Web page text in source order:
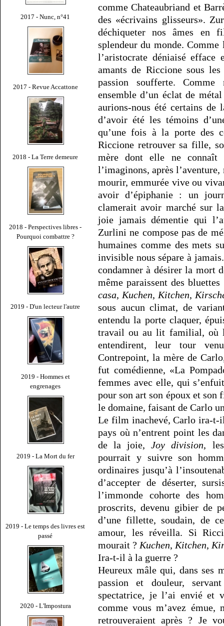
2017 - Nunc, n°41
2017 - Revue Accattone
2018 - La Terre demeure
2018 - Perspectives libres -
Pourquoi combattre ?
2019 - D'un lecteur l'autre
2019 - Hommes et
engrenages
2019 - La Mort du fer
2019 - Le temps des livres est
passé
2020 - L'Impostura
comme Chateaubriand et
des «écrivains glisseurs».
déchiqueter nos âmes en
splendeur du monde.
l’aristocrate déniaisé
amants de Riccione sous
passion soufferte.
ensemble d’un éclat de
aurions-nous été certains de
d’avoir été les témoins
qu’une fois à la porte des
Riccione retrouver sa fille,
mère dont elle ne connaît
l’imaginons, après
mourir, emmurée vive ou
avoir d’épiphanie : un
clamerait avoir marché sur
joie jamais démentie qui
Zurlini ne compose pas de
humaines comme des mets
invisible nous sépare à
condamner à désirer la mort
même paraissent des
casa, Kuchen, Kitchen,
sous aucun climat, de
entendu la porte claquer,
travail ou au lit familial, où
entendirent, leur tour
Contrepoint, la mère de
fut comédienne, «La
femmes avec elle, qui
pour son art son époux et son
le domaine, faisant de Carlo
Le film inachevé, Carlo ira-t-
pays où n’entrent point les
de la joie,Joy division,
pourrait y suivre son
ordinaires jusqu’à
d’accepter de déserter,
l’immonde cohorte des
proscrits, devenu gibier de
d’une fillette, soudain, de
amour, les réveilla. Si
mourait ? Kuchen, Kitchen,
Ira-t-il à la guerre ?
Heureux mâle qui, dans ses
passion et douleur,
spectatrice, je l’ai envié et
comme vous m’avez émue,
retrouveraient après ? Je